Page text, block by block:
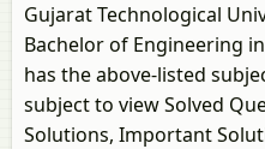
Gujarat Technological
Bachelor of Engineering
has the above-listed
subject to view Solved
Solutions, Important